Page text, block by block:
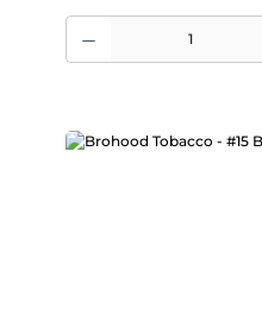
Produkt Anzahl: Gib den